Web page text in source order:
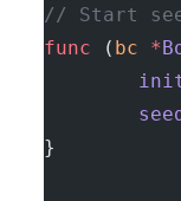
// Start
func ( bc *
}